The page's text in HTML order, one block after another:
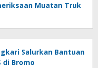
Muatan Truk
Salurkan Bantuan
di Bromo